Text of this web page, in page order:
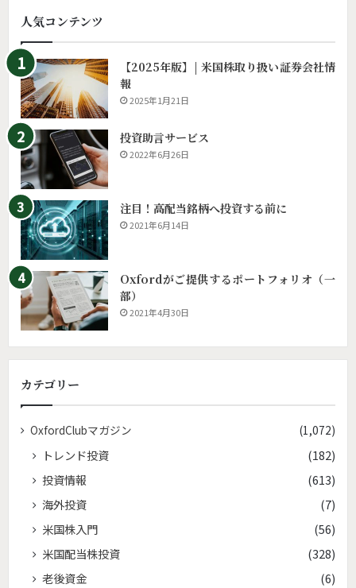
人気コンテンツ
【2025年版】| 米国株取り扱い証券会社情
報
2025年1月21日
投資助言サービス
2022年6月26日
注目！高配当銘柄へ投資する前に
2021年6月14日
Oxfordがご提供するポートフォリオ（一
部）
2021年4月30日
カテゴリー
OxfordClubマガジン (1,072)
トレンド投資
(182)
投資情報
(613)
海外投資
(7)
米国株入門
(56)
米国配当株投資
(328)
老後資金
(6)